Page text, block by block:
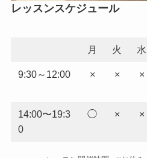
レッスンスケジュール
月 火 水
9:30～12:00 × × ×
14:00〜19:3
0
◯ × ×